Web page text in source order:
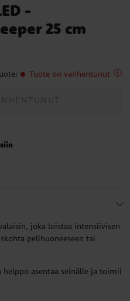
-
25 cm
: Tuote on vanhentunut
joka loistaa intensiivisen
pelihuoneeseen tai
helppo asentaa seinälle ja toimii